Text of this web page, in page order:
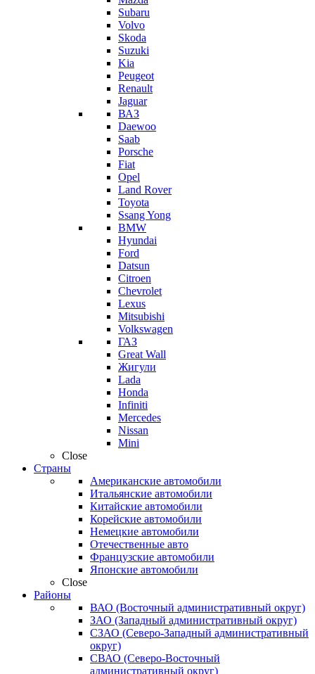
Subaru
Volvo
Skoda
Suzuki
Kia
Peugeot
Renault
Jaguar
ВАЗ
Daewoo
Saab
Porsche
Fiat
Opel
Land Rover
Toyota
Ssang Yong
BMW
Hyundai
Ford
Datsun
Citroen
Chevrolet
Lexus
Mitsubishi
Volkswagen
ГАЗ
Great Wall
Жигули
Lada
Honda
Infiniti
Mercedes
Nissan
Mini
Close
Страны
Американские автомобили
Итальянские автомобили
Китайские автомобили
Корейские автомобили
Немецкие автомобили
Отечественные авто
Французские автомобили
Японские автомобили
Close
Районы
ВАО (Восточный административный округ)
ЗАО (Западный административный округ)
СЗАО (Северо-Западный административный
округ)
СВАО (Северо-Восточный
административный округ)